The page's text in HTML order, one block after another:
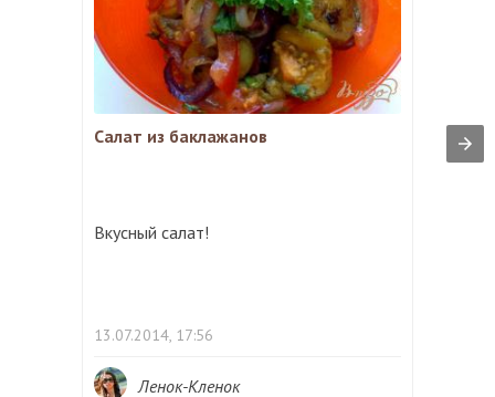
Салат из баклажанов
Вкусный салат!
13.07.2014, 17:56
Ленок-Кленок